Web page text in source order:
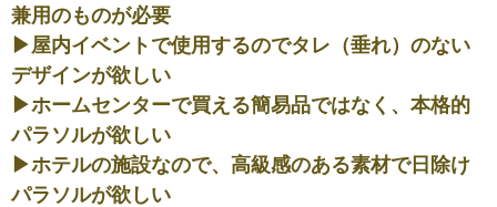
兼用のものが必要
▶屋内イベントで使用するのでタレ（垂れ）のない
デザインが欲しい
▶ホームセンターで買える簡易品ではなく、本格的
パラソルが欲しい
▶ホテルの施設なので、高級感のある素材で日除け
パラソルが欲しい